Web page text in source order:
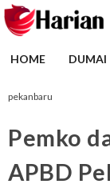
HOME DUMAI
pekanbaru
Pemko
APBD